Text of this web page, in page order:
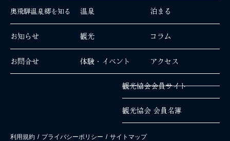
奥飛騨温泉郷を知る
お知らせ
お問合せ
温泉
観光
体験・イベント
泊まる
コラム
アクセス
観光協会会員サイト
観光協会 会員名簿
利用規約 / プライバシーポリシー / サイトマップ